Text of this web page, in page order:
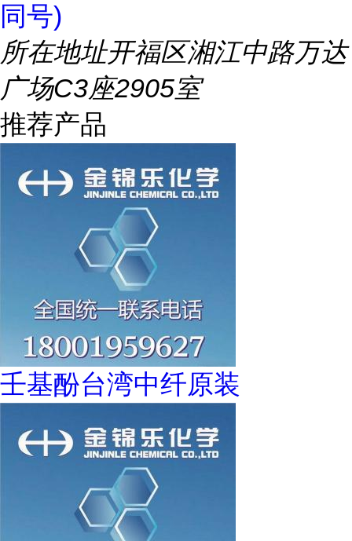
同号)
所在地址开福区湘江中路万达
广场C3座2905室
推荐产品
壬基酚台湾中纤原装